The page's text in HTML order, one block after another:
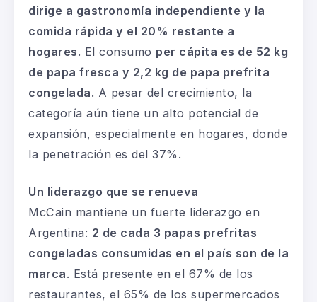
dirige a gastronomía independiente y la
comida rápida y el 20% restante a
hogares. El consumo per cápita es de 52 kg
de papa fresca y 2,2 kg de papa prefrita
congelada. A pesar del crecimiento, la
categoría aún tiene un alto potencial de
expansión, especialmente en hogares, donde
la penetración es del 37%.
Un liderazgo que se renueva
McCain mantiene un fuerte liderazgo en
Argentina: 2 de cada 3 papas prefritas
congeladas consumidas en el país son de la
marca. Está presente en el 67% de los
restaurantes, el 65% de los supermercados